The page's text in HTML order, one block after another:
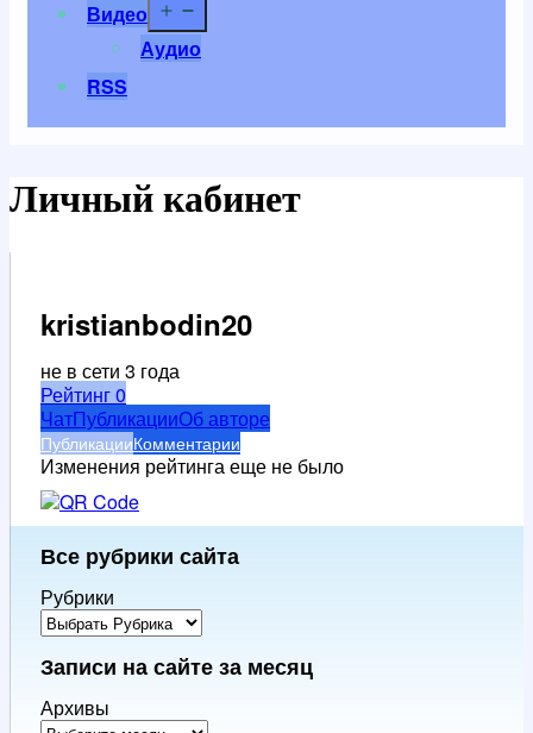
Видео
Аудио
RSS
Личный кабинет
kristianbodin20
не в сети 3 года
Рейтинг0
ЧатПубликацииОб авторе
ПубликацииКомментарии
Изменения рейтинга еще не было
Все рубрики сайта
Рубрики
Записи на сайте за месяц
Архивы